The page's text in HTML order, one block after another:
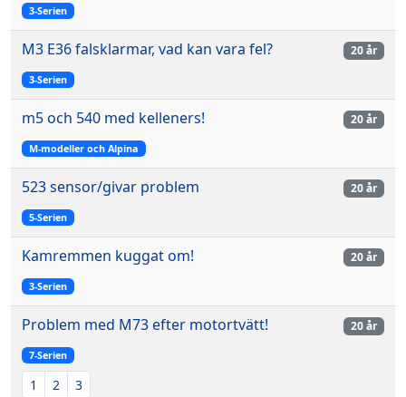
3-Serien
M3 E36 falsklarmar, vad kan vara fel?
3-Serien
20 år
m5 och 540 med kelleners!
M-modeller och Alpina
20 år
523 sensor/givar problem
5-Serien
20 år
Kamremmen kuggat om!
3-Serien
20 år
Problem med M73 efter motortvätt!
7-Serien
1 2 3
20 år